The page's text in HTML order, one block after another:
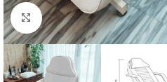
Kliknite za uvećanje